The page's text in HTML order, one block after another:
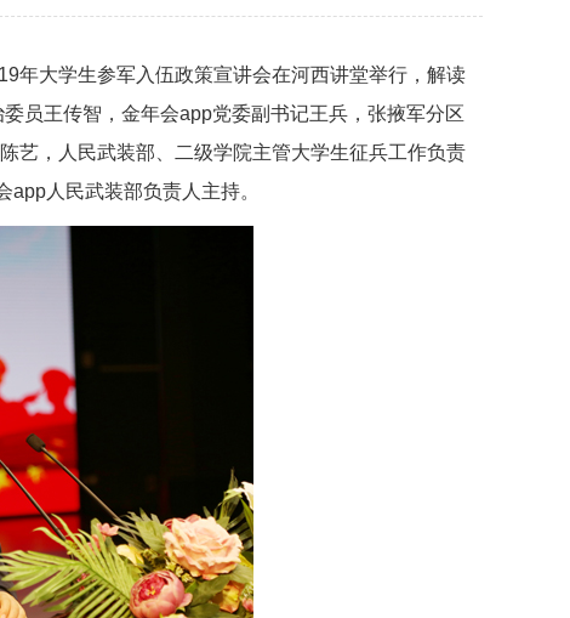
年大学生参军入伍政策宣讲会在河西讲堂举行，解读
员王传智，金年会app党委副书记王兵，张掖军分区
艺，人民武装部、二级学院主管大学生征兵工作负责
会app人民武装部负责人主持。